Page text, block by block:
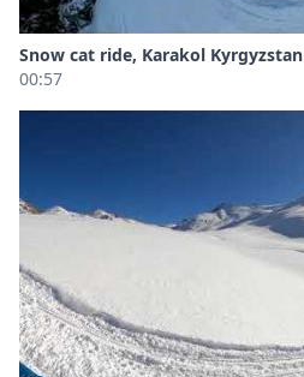
Snow cat ride, Karakol Kyrgyzstan
00:57